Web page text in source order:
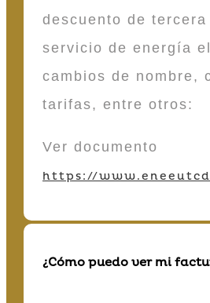
descuento de
servicio de energía
cambios de nombre,
tarifas, entre otros:
Ver documento
https://
¿Cómo puedo ver mi